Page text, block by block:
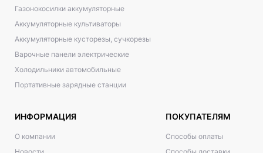
Газонокосилки аккумуляторные
Аккумуляторные культиваторы
Аккумуляторные кусторезы, сучкорезы
Варочные панели электрические
Холодильники автомобильные
Портативные зарядные станции
ИНФОРМАЦИЯ
О компании
ПОКУПАТЕЛЯМ
Способы оплаты